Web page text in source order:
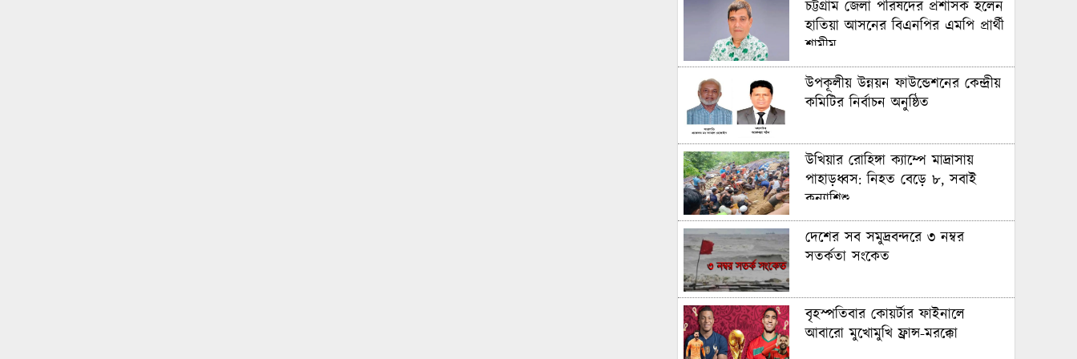
চট্টগ্রাম জেলা পরিষদের প্রশাসক হলেন
হাতিয়া আসনের বিএনপির এমপি প্রার্থী
শামীম
উপকূলীয় উন্নয়ন ফাউন্ডেশনের কেন্দ্রীয়
কমিটির নির্বাচন অনুষ্ঠিত
উখিয়ার রোহিঙ্গা ক্যাম্পে মাদ্রাসায়
পাহাড়ধ্বস: নিহত বেড়ে ৮, সবাই
কন্যাশিশু
দেশের সব সমুদ্রবন্দরে ৩ নম্বর
সতর্কতা সংকেত
বৃহস্পতিবার কোয়র্টার ফাইনালে
আবারো মুখোমুখি ফ্রান্স-মরক্কো